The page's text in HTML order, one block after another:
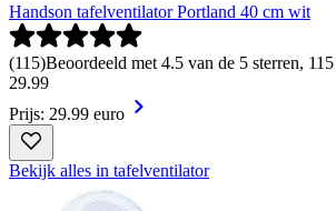
Handson tafelventilator Portland 40 cm wit
(115)Beoordeeld met 4.5 van de 5 sterren,
29.99
Prijs: 29.99 euro
Bekijk alles in tafelventilator